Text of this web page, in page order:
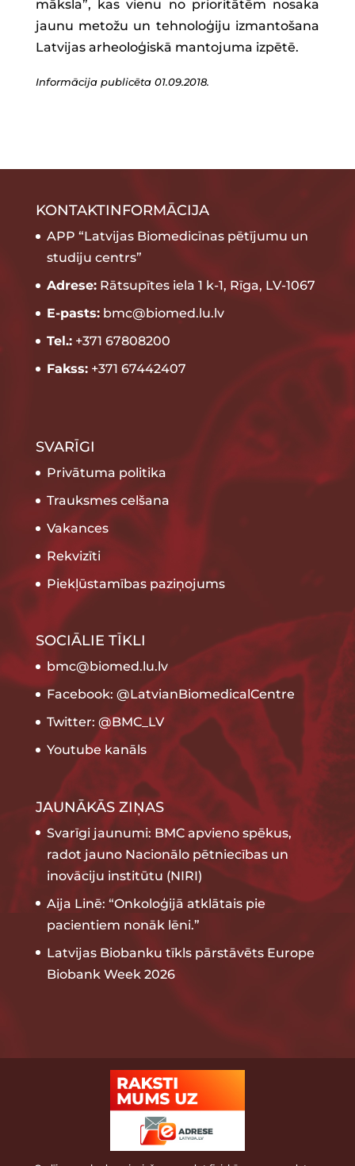
māksla”, kas vienu no prioritātēm nosaka
jaunu metožu un tehnoloģiju izmantošana
Latvijas arheoloģiskā mantojuma izpētē.
Informācija publicēta 01.09.2018.
KONTAKTINFORMĀCIJA
APP “Latvijas Biomedicīnas pētījumu un
studiju centrs”
Adrese:Rātsupītes iela 1 k-1, Rīga, LV-1067
E-pasts:bmc@biomed.lu.lv
Tel.:+371 67808200
Fakss:+371 67442407
SVARĪGI
Privātuma politika
Trauksmes celšana
Vakances
Rekvizīti
Piekļūstamības paziņojums
SOCIĀLIE TĪKLI
bmc@biomed.lu.lv
Facebook: @LatvianBiomedicalCentre
Twitter: @BMC_LV
Youtube kanāls
JAUNĀKĀS ZIŅAS
Svarīgi jaunumi: BMC apvieno spēkus,
radot jauno Nacionālo pētniecības un
inovāciju institūtu (NIRI)
Aija Linē: “Onkoloģijā atklātais pie
pacientiem nonāk lēni.”
Latvijas Biobanku tīkls pārstāvēts Europe
Biobank Week 2026